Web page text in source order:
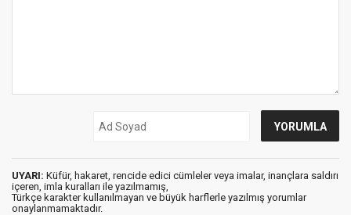
UYARI: Küfür, hakaret, rencide edici cümleler veya imalar, inançlara saldırı
içeren, imla kuralları ile yazılmamış,
Türkçe karakter kullanılmayan ve büyük harflerle yazılmış yorumlar
onaylanmamaktadır.